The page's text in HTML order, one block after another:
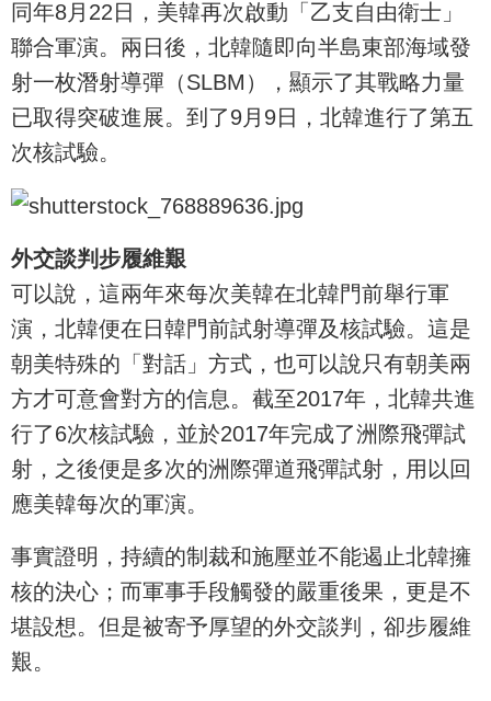
同年8月22日，美韓再次啟動「乙支自由衛士」
聯合軍演。兩日後，北韓隨即向半島東部海域發
射一枚潛射導彈（SLBM），顯示了其戰略力量
已取得突破進展。到了9月9日，北韓進行了第五
次核試驗。
外交談判步履維艱
可以說，這兩年來每次美韓在北韓門前舉行軍
演，北韓便在日韓門前試射導彈及核試驗。這是
朝美特殊的「對話」方式，也可以說只有朝美兩
方才可意會對方的信息。截至2017年，北韓共進
行了6次核試驗，並於2017年完成了洲際飛彈試
射，之後便是多次的洲際彈道飛彈試射，用以回
應美韓每次的軍演。
事實證明，持續的制裁和施壓並不能遏止北韓擁
核的決心；而軍事手段觸發的嚴重後果，更是不
堪設想。但是被寄予厚望的外交談判，卻步履維
艱。